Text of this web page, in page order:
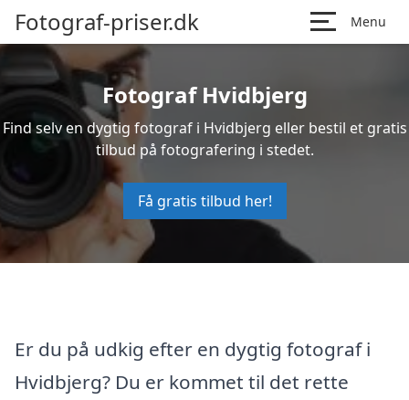
Fotograf-priser.dk Menu
Fotograf Hvidbjerg
Find selv en dygtig fotograf i Hvidbjerg eller bestil et gratis
tilbud på fotografering i stedet.
Få gratis tilbud her!
Er du på udkig efter en dygtig fotograf i
Hvidbjerg? Du er kommet til det rette